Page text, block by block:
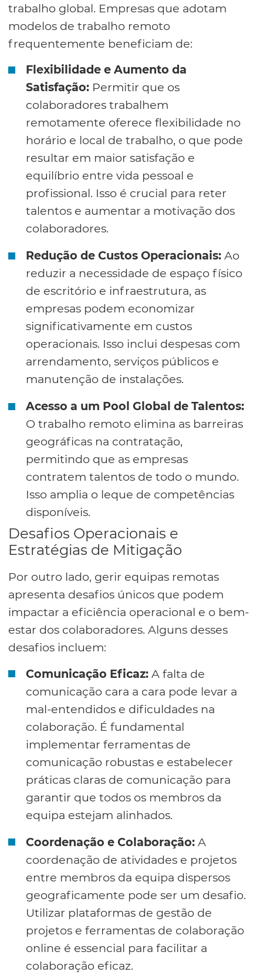
trabalho global. Empresas que adotam
modelos de trabalho remoto
frequentemente beneficiam de:
Flexibilidade e Aumento da
Satisfação: Permitir que os
colaboradores trabalhem
remotamente oferece flexibilidade no
horário e local de trabalho, o que pode
resultar em maior satisfação e
equilíbrio entre vida pessoal e
profissional. Isso é crucial para reter
talentos e aumentar a motivação dos
colaboradores.
Redução de Custos Operacionais: Ao
reduzir a necessidade de espaço físico
de escritório e infraestrutura, as
empresas podem economizar
significativamente em custos
operacionais. Isso inclui despesas com
arrendamento, serviços públicos e
manutenção de instalações.
Acesso a um Pool Global de Talentos:
O trabalho remoto elimina as barreiras
geográficas na contratação,
permitindo que as empresas
contratem talentos de todo o mundo.
Isso amplia o leque de competências
disponíveis.
Desafios Operacionais e
Estratégias de Mitigação
Por outro lado, gerir equipas remotas
apresenta desafios únicos que podem
impactar a eficiência operacional e o bem-
estar dos colaboradores. Alguns desses
desafios incluem:
Comunicação Eficaz: A falta de
comunicação cara a cara pode levar a
mal-entendidos e dificuldades na
colaboração. É fundamental
implementar ferramentas de
comunicação robustas e estabelecer
práticas claras de comunicação para
garantir que todos os membros da
equipa estejam alinhados.
Coordenação e Colaboração: A
coordenação de atividades e projetos
entre membros da equipa dispersos
geograficamente pode ser um desafio.
Utilizar plataformas de gestão de
projetos e ferramentas de colaboração
online é essencial para facilitar a
colaboração eficaz.